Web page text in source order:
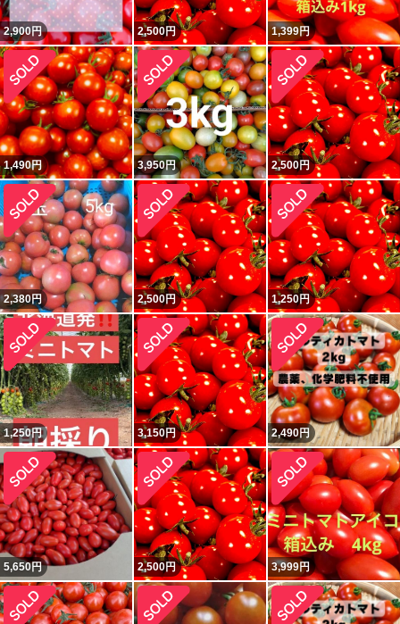
2,900円 2,500円 1,399円
1,490円 3,950円 2,500円
2,380円 2,500円 1,250円
1,250円 3,150円 2,490円
5,650円 2,500円 3,999円